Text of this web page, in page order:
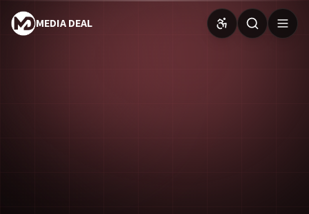
MEDIA DEAL